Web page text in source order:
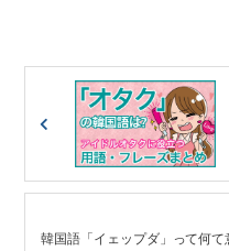
韓国語「イェップダ」って何て